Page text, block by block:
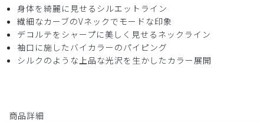
役に立った 0
購入確認済み
身体を綺麗に見せるシルエットライン
繊細なカーブのVネックでモードな印象
デコルテをシャープに美しく見せるネックライン
袖口に施したバイカラーのパイピング
シルクのような上品な光沢を生かしたカラー展開
商品詳細